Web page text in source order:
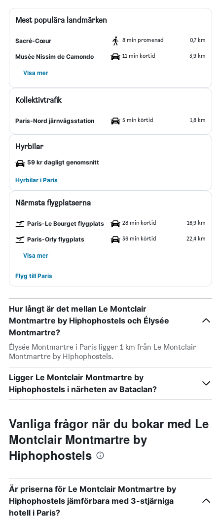
Mest populära landmärken
Sacré-Cœur 8 min promenad 0,7 km
Musée Nissim de Camondo 11 min körtid 3,9 km
Visa mer
Kollektivtrafik
Paris-Nord järnvägsstation 5 min körtid 1,8 km
Hyrbilar
59 kr dagligt genomsnitt
Hyrbilar i Paris
Närmsta flygplatserna
Paris-Le Bourget flygplats 28 min körtid 16,9 km
Paris-Orly flygplats 36 min körtid 22,4 km
Visa mer
Flyg till Paris
Hur långt är det mellan Le Montclair
Montmartre by Hiphophostels och Élysée
Montmartre?
Élysée Montmartre i Paris ligger 1 km från Le Montclair
Montmartre by Hiphophostels.
Ligger Le Montclair Montmartre by
Hiphophostels i närheten av Bataclan?
Vanliga frågor när du bokar med Le
Montclair Montmartre by
Hiphophostels
Är priserna för Le Montclair Montmartre by
Hiphophostels jämförbara med 3-stjärniga
hotell i Paris?